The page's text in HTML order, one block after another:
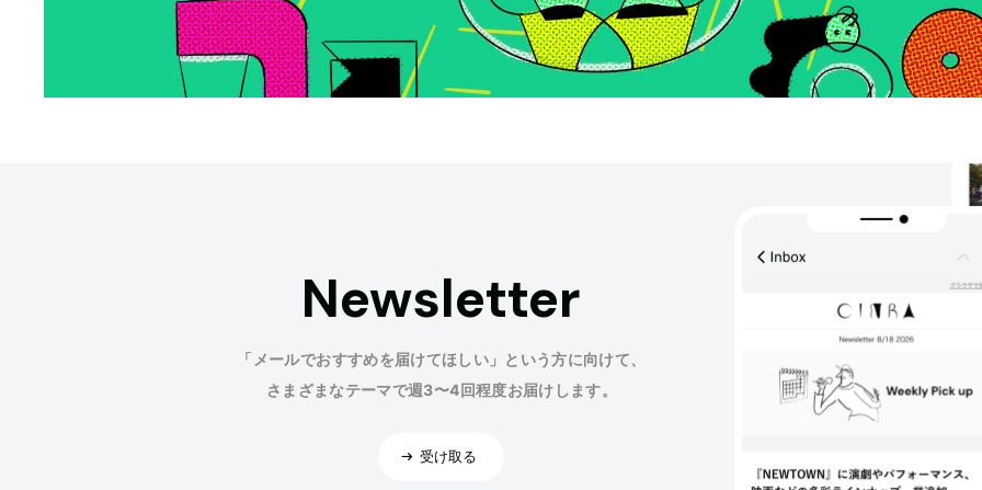
Newsletter
「メールでおすすめを届けてほしい」という方に向けて、
さまざまなテーマで週3〜4回程度お届けします。
受け取る